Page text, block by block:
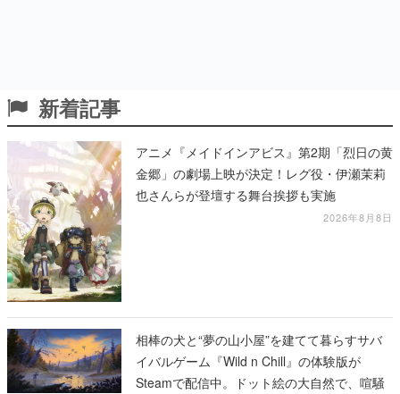
新着記事
アニメ『メイドインアビス』第2期「烈日の黄
金郷」の劇場上映が決定！レグ役・伊瀬茉莉
也さんらが登壇する舞台挨拶も実施
2026年8月8日
相棒の犬と“夢の山小屋”を建てて暮らすサバ
イバルゲーム『Wild n Chill』の体験版が
Steamで配信中。ドット絵の大自然で、喧騒